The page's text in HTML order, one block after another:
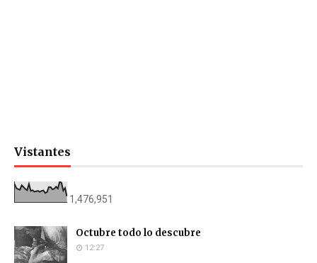
Vistantes
1,476,951
Octubre todo lo descubre
12:27